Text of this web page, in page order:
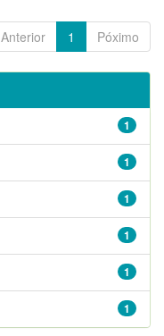
Anterior 1 Póximo
1
1
1
1
1
1